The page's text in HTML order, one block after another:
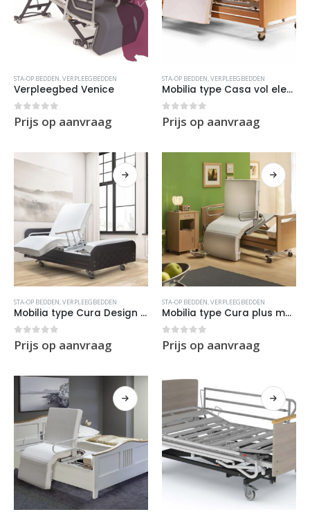
STA-OP BEDDEN,VERPLEEGBEDDEN
Verpleegbed Venice
0out of 5
Prijs op aanvraag
STA-OP BEDDEN,VERPLEEGBEDDEN
Mobilia type Casa vol elektrisch
0out of 5
Prijs op aanvraag
STA-OP BEDDEN,VERPLEEGBEDDEN
Mobilia type Cura Design met extra sta op functie
0out of 5
Prijs op aanvraag
STA-OP BEDDEN,VERPLEEGBEDDEN
Mobilia type Cura plus met extra sta op functie
0out of 5
Prijs op aanvraag